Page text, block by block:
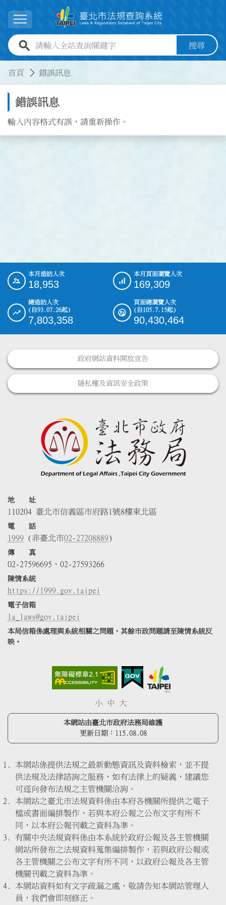
展開選單
全站查詢關鍵字欄位 搜尋
首頁 錯誤訊息
錯誤訊息
輸入內容格式有誤，請重新操作。
::: 本月造訪人次
18,953
本月頁面瀏覽人次
169,309
總造訪人次
(自93.07.26起)
7,803,358
頁面總瀏覽人次
(自105.7.15起)
90,430,464
政府網站資料開放宣告
隱私權及資訊安全政策
地 址
110204 臺北市信義區市府路1號8樓東北區
電 話
1999 (非臺北市02-27208889)
傳 真
02-27596695、02-27593266
陳情系統
https://1999.gov.taipei
電子信箱
la_laws@gov.taipei
本局信箱係處理與系統相關之問題，其餘市政問題請至陳情系統反
映。
小 中 大
本網站由臺北市政府法務局維護
更新日期： 115.08.08
本網站係提供法規之最新動態資訊及資料檢索，並不提
供法規及法律諮詢之服務，如有法律上的疑義，建議您
可逕向發布法規之主管機關洽詢。
本網站之臺北市法規資料係由本府各機關所提供之電子
檔或書面編排製作，若與本府公報之公布文字有所不
同，以本府公報刊載之資料為準。
有關中央法規資料係由本系統於政府公報及各主管機關
網站所發布之法規資料蒐集編排製作，若與政府公報或
各主管機關之公布文字有所不同，以政府公報及各主管
機關刊載之資料為準。
本網站資料如有文字疏漏之處，敬請告知本網站管理人
員，我們會即刻修正。